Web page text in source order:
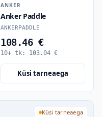
ANKER
Anker Paddle
ANKERPADDLE
108.46 €
10+ tk: 103.04 €
Küsi tarneaega
Küsi tarneaega